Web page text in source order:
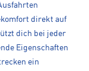
direkt auf
dich bei jeder
Eigenschaften
ein